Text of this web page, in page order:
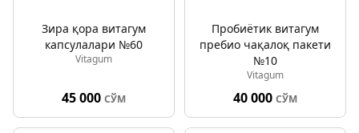
Зира қора витагум
капсулалари №60
Vitagum
45 000 СЎМ
Пробиётик витагум
пребио чақалоқ пакети
№10
Vitagum
40 000 СЎМ